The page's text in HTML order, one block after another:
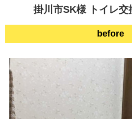
掛川市SK様 トイレ交
before